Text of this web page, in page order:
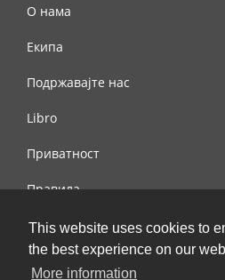
This website uses cookies to
the best experience on our
More information
О нама
Екипа
Подржавајте нас
Libro
Приватност
Правила
Контактирајте нас